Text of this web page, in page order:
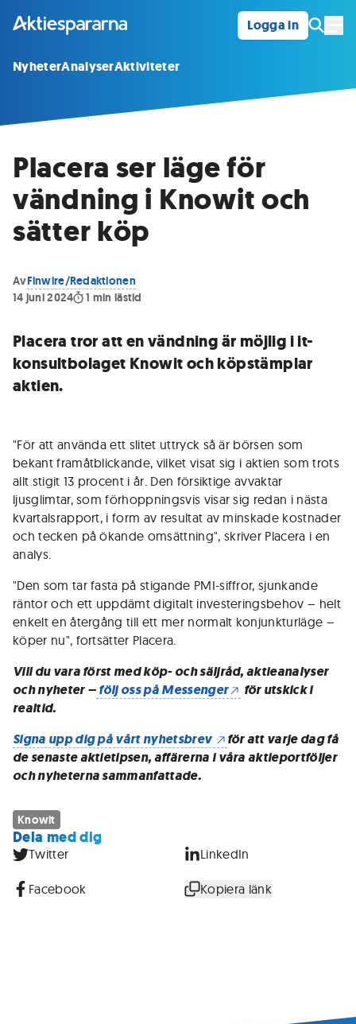
Logga in
NyheterAnalyserAktiviteter
Placera ser läge för
vändning i Knowit och
sätter köp
AvFinwire/Redaktionen
14 juni 2024
1 min lästid
Placera tror att en vändning är möjlig i it-
konsultbolaget Knowit och köpstämplar
aktien.
"För att använda ett slitet uttryck så är börsen som
bekant framåtblickande, vilket visat sig i aktien som trots
allt stigit 13 procent i år. Den försiktige avvaktar
ljusglimtar, som förhoppningsvis visar sig redan i nästa
kvartalsrapport, i form av resultat av minskade kostnader
och tecken på ökande omsättning", skriver Placera i en
analys.
"Den som tar fasta på stigande PMI-siffror, sjunkande
räntor och ett uppdämt digitalt investeringsbehov – helt
enkelt en återgång till ett mer normalt konjunkturläge –
köper nu", fortsätter Placera.
Vill du vara först med köp- och säljråd, aktieanalyser
och nyheter –följ oss på Messenger
för utskick i
realtid.
Signa upp dig på vårt nyhetsbrev
för att varje dag få
de senaste aktietipsen, affärerna i våra aktieportföljer
och nyheterna sammanfattade.
Knowit
Dela med dig
Twitter LinkedIn
Facebook Kopiera länk